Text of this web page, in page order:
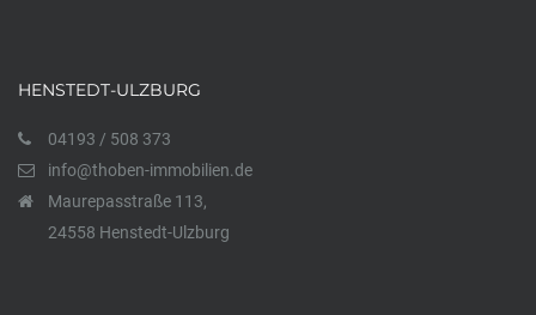
HENSTEDT-ULZBURG
04193 / 508 373
info@thoben-immobilien.de
Maurepasstraße 113,
24558 Henstedt-Ulzburg